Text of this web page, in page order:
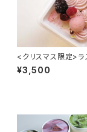
<クリスマス限定>ラ
バニラのアイスケーキ
¥3,500